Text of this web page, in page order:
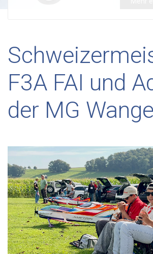
F3A FAI und
der MG